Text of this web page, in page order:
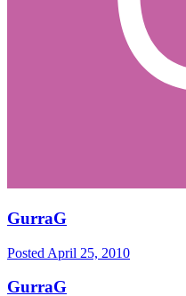
GurraG
Posted April 25, 2010
GurraG